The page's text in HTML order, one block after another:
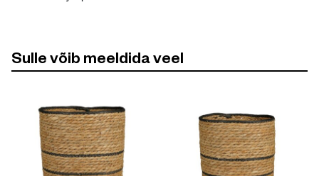
Sulle võib meeldida veel